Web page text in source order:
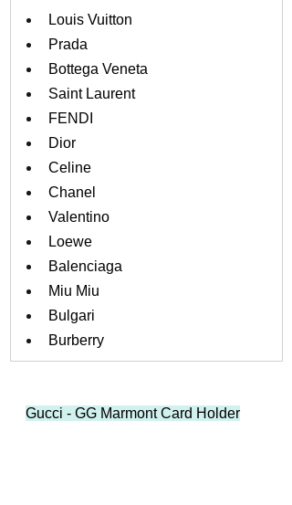
Louis Vuitton
Prada
Bottega Veneta
Saint Laurent
FENDI
Dior
Celine
Chanel
Valentino
Loewe
Balenciaga
Miu Miu
Bulgari
Burberry
Gucci - GG Marmont Card Holder